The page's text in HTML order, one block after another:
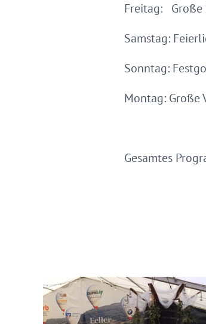
Freitag: Große
Samstag:
Sonntag:
Montag: Große
Gesamtes